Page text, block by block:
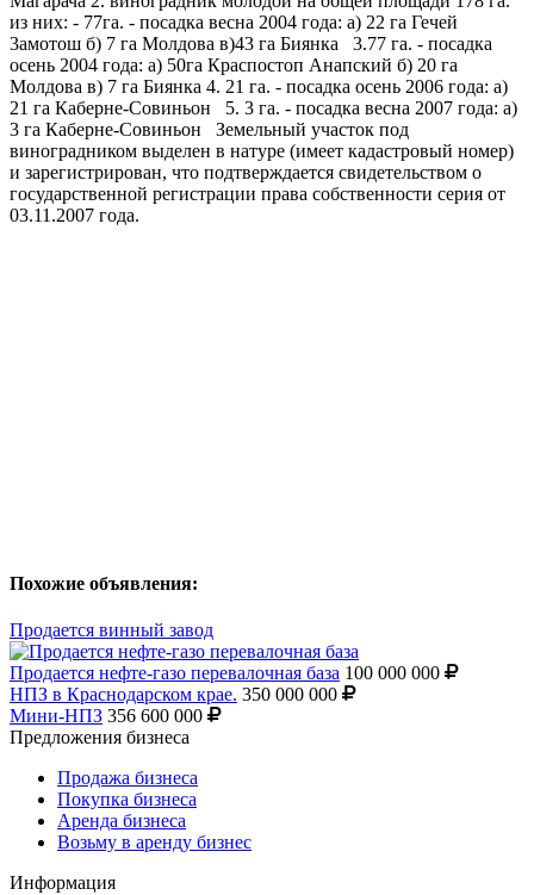
из них: - 77га. - посадка весна 2004 года: а) 22 га Гечей
3амотош б) 7 га Молдова в)43 га Биянка 3.77 га. - посадка
осень 2004 года: а) 50га Краспостоп Анапский б) 20 га
Молдова в) 7 га Биянка 4. 21 га. - посадка осень 2006 года: а)
21 га Каберне-Совиньон 5. 3 га. - посадка весна 2007 года: а)
3 га Каберне-Совиньон Земельный участок под
виноградником выделен в натуре (имеет кадастровый номер)
и зарегистрирован, что подтверждается свидетельством о
государственной регистрации права собственности серия от
03.11.2007 года.
Похожие объявления:
Продается винный завод
Продается нефте-газо перевалочная база 100 000 000
НПЗ в Краснодарском крае. 350 000 000
Мини-НПЗ 356 600 000
Предложения бизнеса
Продажа бизнеса
Покупка бизнеса
Аренда бизнеса
Возьму в аренду бизнес
Информация